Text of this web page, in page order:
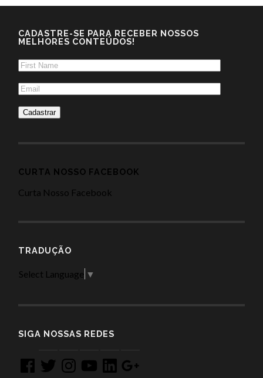
CADASTRE-SE PARA RECEBER NOSSOS
MELHORES CONTEÚDOS!
CURTA NOSSO FACEBOOK
Curta Nosso Facebook
TRADUÇÃO
Select Language ▼
SIGA NOSSAS REDES
FacebookTwitterInstagramYouTubeLinkedInGoogle
+